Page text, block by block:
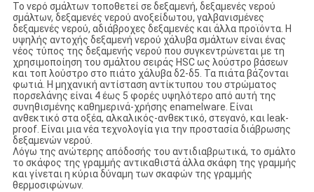
Το νερό σμάλτων τοποθετεί σε δεξαμενή, δεξαμενές νερού
σμάλτων, δεξαμενές νερού ανοξείδωτου, γαλβανισμένες
δεξαμενές νερού, αδιάβροχες δεξαμενές και άλλα προϊόντα. Η
υψηλής αντοχής δεξαμενή νερού χάλυβα σμάλτων είναι ένας
νέος τύπος της δεξαμενής νερού που συγκεντρώνεται με τη
χρησιμοποίηση του σμάλτου σειράς HSC ως λούστρο βάσεων
και τοπ λούστρο στο πιάτο χάλυβα δ2-δ5. Τα πιάτα βάζονται
φωτιά. Η μηχανική αντίσταση αντίκτυπου του στρώματος
πορσελάνης είναι 4 έως 5 φορές υψηλότερο από αυτή της
συνηθισμένης καθημερινά-χρήσης enamelware. Είναι
ανθεκτικό στα οξέα, αλκαλικός-ανθεκτικό, στεγανό, και leak-
proof. Είναι μια νέα τεχνολογία για την προστασία διάβρωσης
δεξαμενών νερού.
Λόγω της ανώτερης απόδοσής του αντιδιαβρωτικά, το σμάλτο
το σκάφος της γραμμής αντικαθιστά άλλα σκάφη της γραμμής
και γίνεται η κύρια δύναμη των σκαφών της γραμμής
θερμοσιφώνων.